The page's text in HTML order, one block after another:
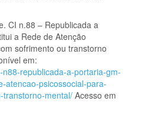
CI n.88 – Republicada a
a Rede de Atenção
sofrimento ou transtorno
em:
republicada-a-portaria-gm-
atencao-psicossocial-para-
transtorno-mental/ Acesso em